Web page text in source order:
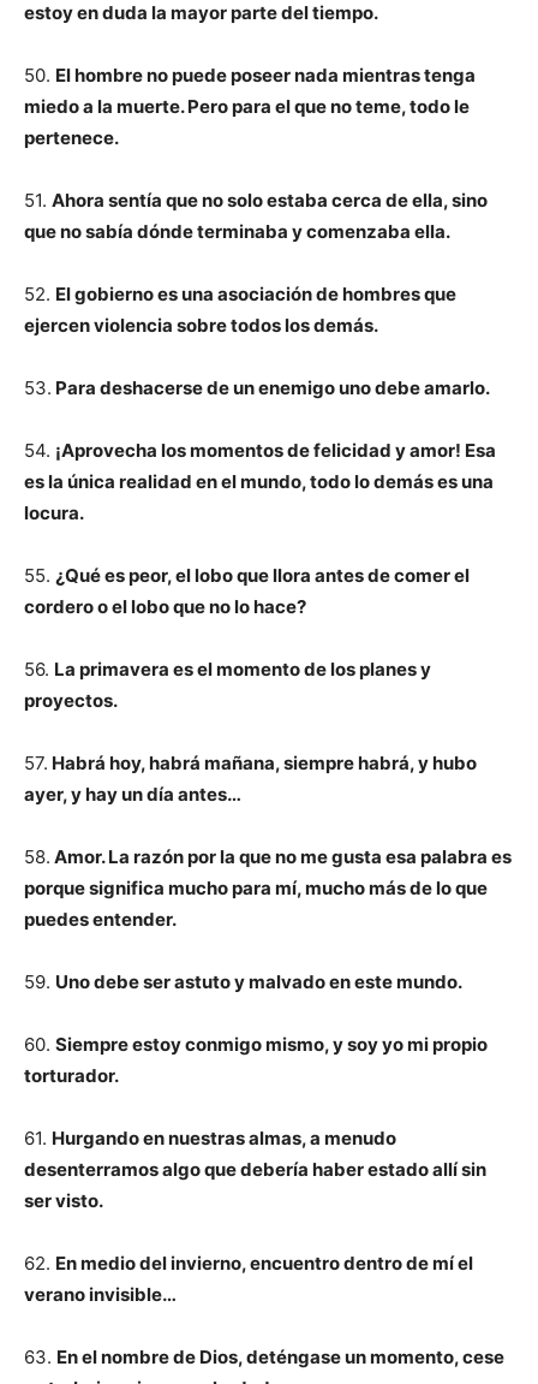
estoy en duda la mayor parte del tiempo.
50. El hombre no puede poseer nada mientras tenga
miedo a la muerte. Pero para el que no teme, todo le
pertenece.
51. Ahora sentía que no solo estaba cerca de ella, sino
que no sabía dónde terminaba y comenzaba ella.
52. El gobierno es una asociación de hombres que
ejercen violencia sobre todos los demás.
53. Para deshacerse de un enemigo uno debe amarlo.
54. ¡Aprovecha los momentos de felicidad y amor! Esa
es la única realidad en el mundo, todo lo demás es una
locura.
55. ¿Qué es peor, el lobo que llora antes de comer el
cordero o el lobo que no lo hace?
56. La primavera es el momento de los planes y
proyectos.
57. Habrá hoy, habrá mañana, siempre habrá, y hubo
ayer, y hay un día antes…
58. Amor. La razón por la que no me gusta esa palabra es
porque significa mucho para mí, mucho más de lo que
puedes entender.
59. Uno debe ser astuto y malvado en este mundo.
60. Siempre estoy conmigo mismo, y soy yo mi propio
torturador.
61. Hurgando en nuestras almas, a menudo
desenterramos algo que debería haber estado allí sin
ser visto.
62. En medio del invierno, encuentro dentro de mí el
verano invisible…
63. En el nombre de Dios, deténgase un momento, cese